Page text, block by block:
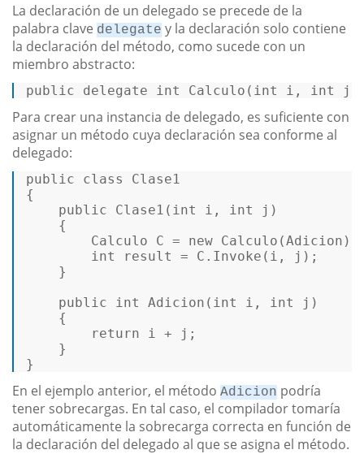
La declaración de un delegado se precede de la
palabra clave delegate y la declaración solo contiene
la declaración del método, como sucede con un
miembro abstracto:
public delegate int Calculo ( int i, int j
Para crear una instancia de delegado, es suficiente con
asignar un método cuya declaración sea conforme al
delegado:
public class
Clase1
{
public
Clase1 ( int i, int
j)
{
Calculo
C = new Calculo
int
result = C.Invoke(i, j);
}
public
int Adicion ( int i, int
j)
{
return i + j;
}
}
En el ejemplo anterior, el método Adicion podría
tener sobrecargas. En tal caso, el compilador tomaría
automáticamente la sobrecarga correcta en función de
la declaración del delegado al que se asigna el método.